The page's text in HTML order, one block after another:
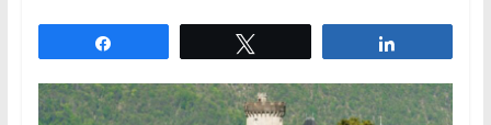
déplacent
en
France